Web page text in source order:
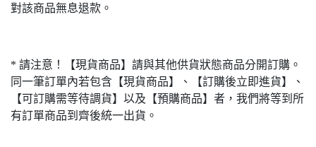
對該商品無息退款。
* 請注意！【現貨商品】請與其他供貨狀態商品分開訂購。
同一筆訂單內若包含【現貨商品】、【訂購後立即進貨】、
【可訂購需等待調貨】以及【預購商品】者，我們將等到所
有訂單商品到齊後統一出貨。